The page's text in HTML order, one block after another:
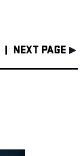
NEXT PAGE